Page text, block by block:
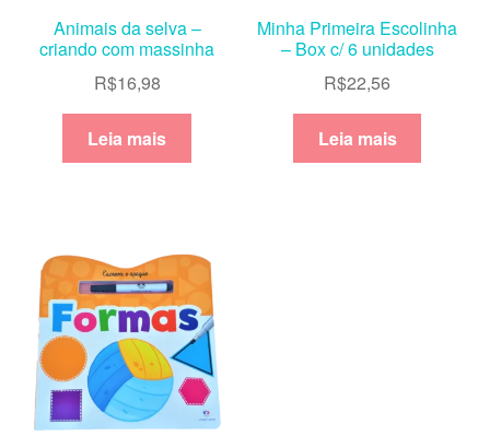
Animais da selva –
criando com massinha
R$16,98
Leia mais
Minha Primeira Escolinha
– Box c/ 6 unidades
R$22,56
Leia mais